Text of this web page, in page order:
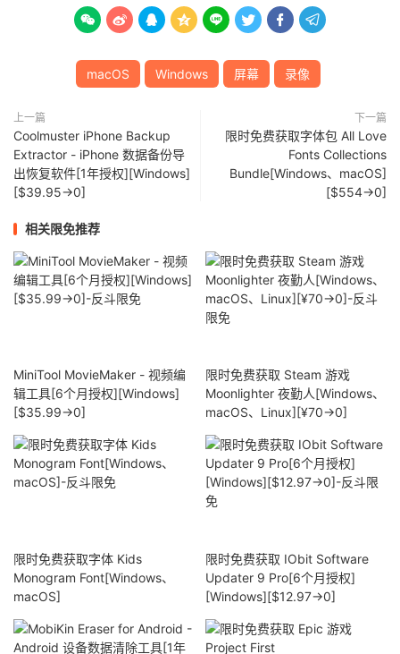
       
macOS Windows 屏幕 录像
上一篇
Coolmuster iPhone Backup
Extractor - iPhone 数据备份导
出恢复软件[1年授权][Windows]
[$39.95→0]
下一篇
限时免费获取字体包 All Love
Fonts Collections
Bundle[Windows、macOS]
[$554→0]
相关限免推荐
MiniTool MovieMaker - 视频编
辑工具[6个月授权][Windows]
[$35.99→0]
限时免费获取 Steam 游戏
Moonlighter 夜勤人[Windows、
macOS、Linux][¥70→0]
限时免费获取字体 Kids
Monogram Font[Windows、
macOS]
限时免费获取 IObit Software
Updater 9 Pro[6个月授权]
[Windows][$12.97→0]